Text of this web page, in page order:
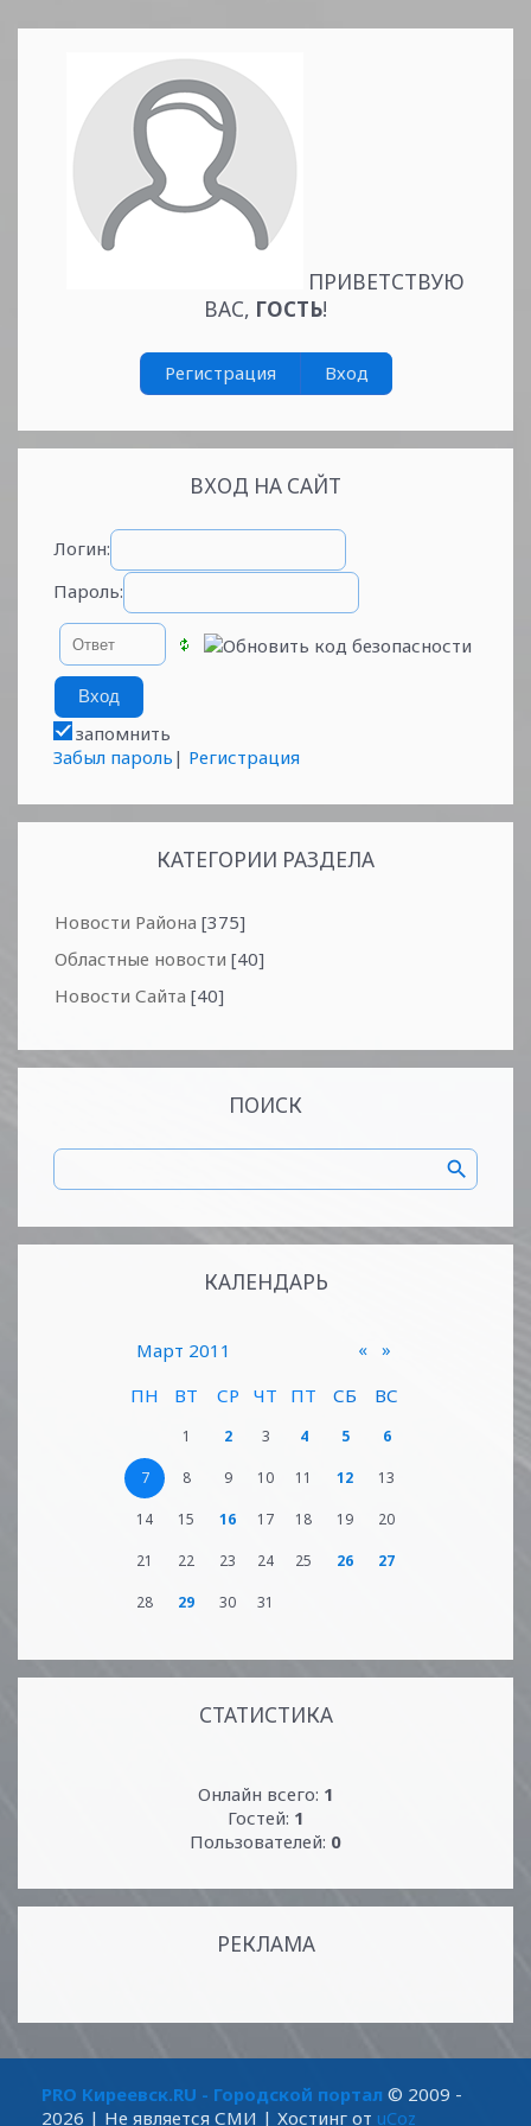
ПРИВЕТСТВУЮ
ВАС, ГОСТЬ!
Регистрация Вход
ВХОД НА САЙТ
Логин:
Пароль:
запомнить
Забыл пароль | Регистрация
КАТЕГОРИИ РАЗДЕЛА
Новости Района [375]
Областные новости [40]
Новости Сайта [40]
ПОИСК
КАЛЕНДАРЬ
«
Март 2011
»
ПН
ВТ СР ЧТ ПТ СБ ВС
1 2 3 4 5 6
7 8 9 10 11 12 13
14 15 16 17 18 19 20
21 22 23 24 25 26 27
28 29 30 31
СТАТИСТИКА
Онлайн всего: 1
Гостей: 1
Пользователей: 0
РЕКЛАМА
PRO Киреевск.RU - Городской портал © 2009 -
2026 | Не является СМИ | Хостинг от uCoz